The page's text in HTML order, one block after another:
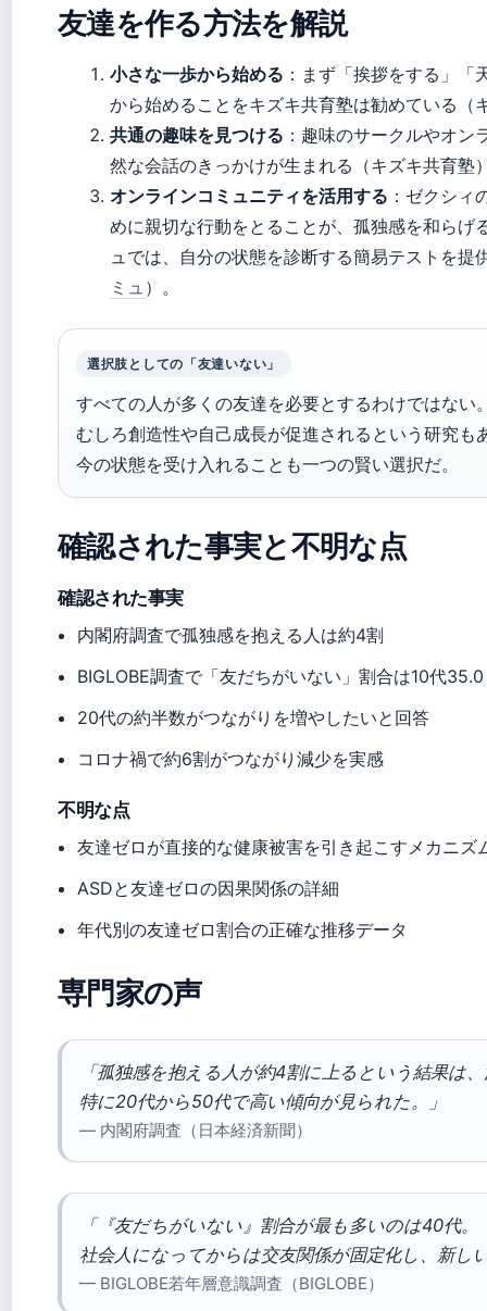
友達を作る方法を解説
小さな一歩から始める ：まず「挨拶をする」
から始めることをキズキ共育塾は勧めている（
共通の趣味を見つける ：趣味のサークルやオ
然な会話のきっかけが生まれる（キズキ共育塾
オンラインコミュニティを活用する ：ゼクシィ
めに親切な行動をとることが、孤独感を和らげ
ュでは、自分の状態を診断する簡易テストを提
ミュ ）。
選択肢としての「友達いない」
すべての人が多くの友達を必要とするわけではない
むしろ創造性や自己成長が促進されるという研究も
今の状態を受け入れることも一つの賢い選択だ。
確認された事実と不明な点
確認された事実
内閣府調査で孤独感を抱える人は約4割
BIGLOBE調査で「友だちがいない」割合は10代
20代の約半数がつながりを増やしたいと回答
コロナ禍で約6割がつながり減少を実感
不明な点
友達ゼロが直接的な健康被害を引き起こすメカニズ
ASDと友達ゼロの因果関係の詳細
年代別の友達ゼロ割合の正確な推移データ
専門家の声
「孤独感を抱える人が約4割に上るという結果は
特に20代から50代で高い傾向が見られた。」
— 内閣府調査（日本経済新聞）
「『友だちがいない』割合が最も多いのは40代。
社会人になってからは交友関係が固定化し、新し
— BIGLOBE若年層意識調査（BIGLOBE）